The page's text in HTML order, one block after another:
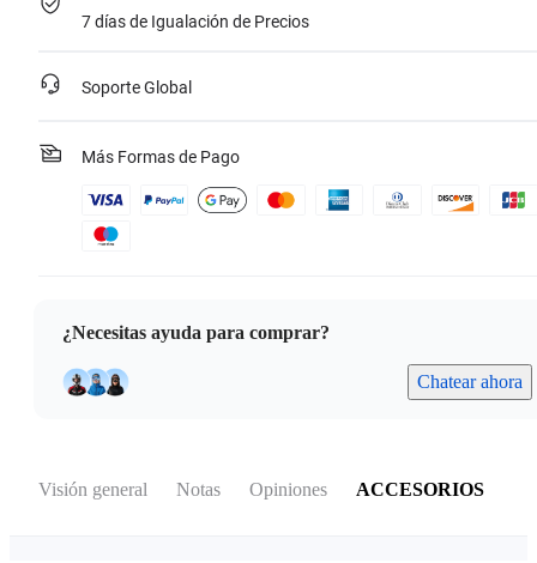
7 días de Igualación de Precios
Soporte Global
Más Formas de Pago
¿Necesitas ayuda para comprar?
Chatear ahora
Visión general Notas Opiniones ACCESORIOS